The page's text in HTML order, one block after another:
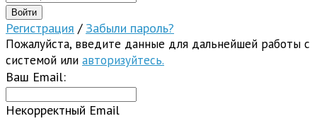
Регистрация / Забыли пароль?
Пожалуйста, введите данные для дальнейшей работы с
системой или авторизуйтесь.
Ваш Email:
Некорректный Email